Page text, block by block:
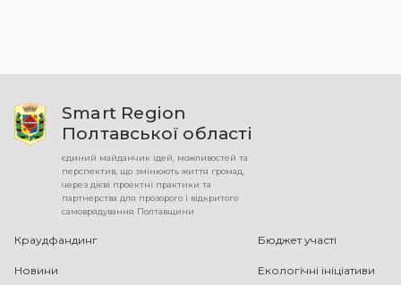
Smart Region
Полтавської області
єдиний майданчик ідей, можливостей та
перспектив, що змінюють життя громад,
через дієві проектні практики та
партнерства для прозорого і відкритого
самоврядування Полтавщини
Краудфандинг Бюджет участі
Новини Екологічні ініціативи